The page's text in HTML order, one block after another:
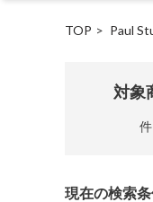
TOP Paul
対象
件
現在の検索